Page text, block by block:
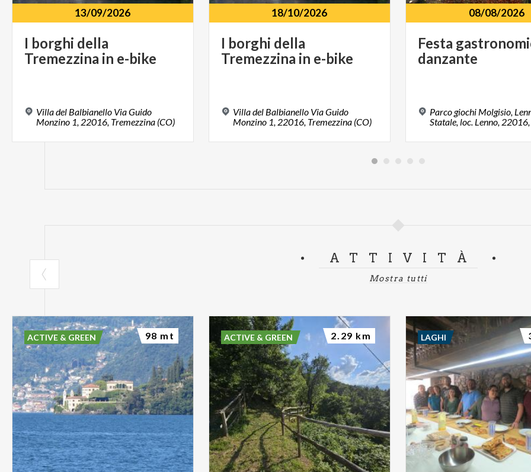
13/09/2026
I borghi della
Tremezzina in e-bike
Villa del Balbianello Via Guido
Monzino 1, 22016, Tremezzina (CO)
18/10/2026
I borghi della
Tremezzina in e-bike
Villa del Balbianello Via Guido
Monzino 1, 22016, Tremezzina (CO)
08/08/2026
Festa
danzante
Parco giochi Molgisio,
ATTIVITÀ
Mostra tutti
ACTIVE & GREEN 98 mt ACTIVE & GREEN 2.29 km LAGHI